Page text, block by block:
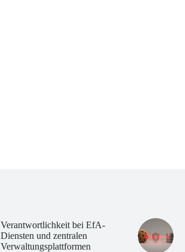
Verantwortlichkeit bei EfA-
Diensten und zentralen
Verwaltungsplattformen